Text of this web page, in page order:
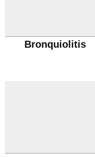
Bronquiolitis